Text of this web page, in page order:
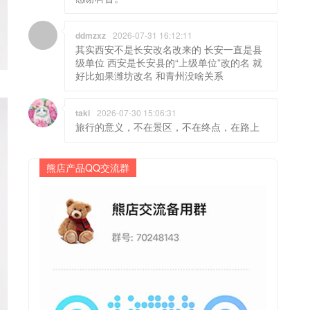
ddmzxz 2026-07-31 16:12:11
其实西安不是长安改名改来的 长安一直是县
级单位 西安是长安县的“上级单位”改的名 就
好比如果潍坊改名 和青州没啥关系
taki 2026-07-30 15:06:31
旅行的意义，不在景区，不在终点，在路上
熊店产品QQ交流群